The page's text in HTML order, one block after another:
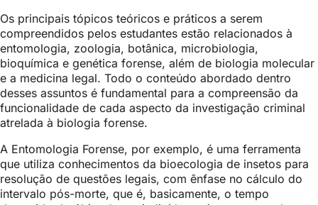
Os principais tópicos teóricos e práticos a serem
compreendidos pelos estudantes estão relacionados à
entomologia, zoologia, botânica, microbiologia,
bioquímica e genética forense, além de biologia molecular
e a medicina legal. Todo o conteúdo abordado dentro
desses assuntos é fundamental para a compreensão da
funcionalidade de cada aspecto da investigação criminal
atrelada à biologia forense.
A Entomologia Forense, por exemplo, é uma ferramenta
que utiliza conhecimentos da bioecologia de insetos para
resolução de questões legais, com ênfase no cálculo do
intervalo pós-morte, que é, basicamente, o tempo